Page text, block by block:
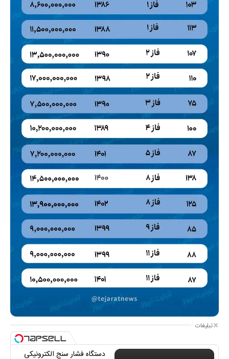
تبلیغات
دستگاه فشار سنج الکترونیکی